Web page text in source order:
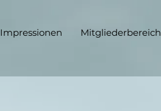
Impressionen Mitgliederbereich